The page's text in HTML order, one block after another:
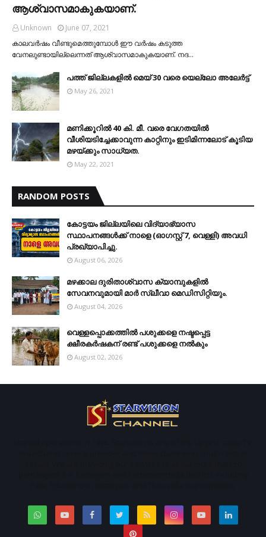
ആശ്വാസമാകുകയാണ്.
Unknown
June 07, 2021
കാലവര്‍ഷം വീണ്ടുമെത്തുമ്പോള്‍ ഈ വര്‍ഷം കടുത്ത
വേനലുണ്ടായില്ലെന്നത് ആശ്വാസമാകുകയാണ്. നദ…
പത്ത് ജില്ലകളില്‍ മെയ് 30 വരെ യെല്ലോ അലേര്‍ട്ട്
May 26, 2021
മണിക്കൂറിൽ 40 കി. മീ. വരെ വേഗതയിൽ
വീശിയടിച്ചേക്കാവുന്ന കാറ്റിനും ഇടിമിന്നലോട് കൂടിയ
മഴയ്ക്കും സാധ്യത.
May 22, 2021
RANDOM POSTS
കോട്ടയം ജില്ലയിലെ വിദ്യാഭ്യാസ
സ്ഥാപനങ്ങള്‍ക്ക് നാളെ (ഓഗസ്റ്റ് 7, വെള്ളി) അവധി
പ്രഖ്യാപിച്ചു.
August 06, 2026
മഴക്കാല ദുരിതാശ്വാസ ക്യാമ്പുകളിൽ
സേവനവുമായി മാർ സ്ലീവാ മെഡിസിറ്റിയും.
August 04, 2026
വെള്ളപ്പൊക്കത്തില്‍ പശുക്കളെ നഷ്ടപ്പെട്ട
ക്ഷീരകര്‍ഷകന് രണ്ട് പശുക്കളെ നല്‍കും
August 02, 2026